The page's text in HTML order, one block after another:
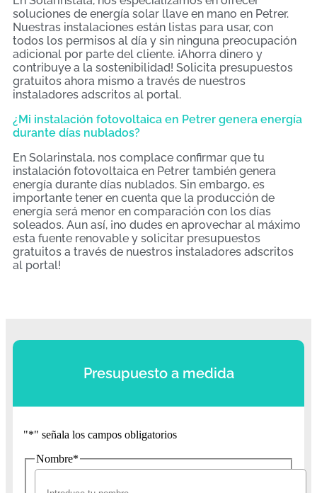
soluciones de energía solar llave en mano en Petrer.
Nuestras instalaciones están listas para usar, con
todos los permisos al día y sin ninguna preocupación
adicional por parte del cliente. ¡Ahorra dinero y
contribuye a la sostenibilidad! Solicita presupuestos
gratuitos ahora mismo a través de nuestros
instaladores adscritos al portal.
¿Mi instalación fotovoltaica en Petrer genera energía
durante días nublados?
En Solarinstala, nos complace confirmar que tu
instalación fotovoltaica en Petrer también genera
energía durante días nublados. Sin embargo, es
importante tener en cuenta que la producción de
energía será menor en comparación con los días
soleados. Aun así, ¡no dudes en aprovechar al máximo
esta fuente renovable y solicitar presupuestos
gratuitos a través de nuestros instaladores adscritos
al portal!
Presupuesto a medida
"*" señala los campos obligatorios
Nombre*